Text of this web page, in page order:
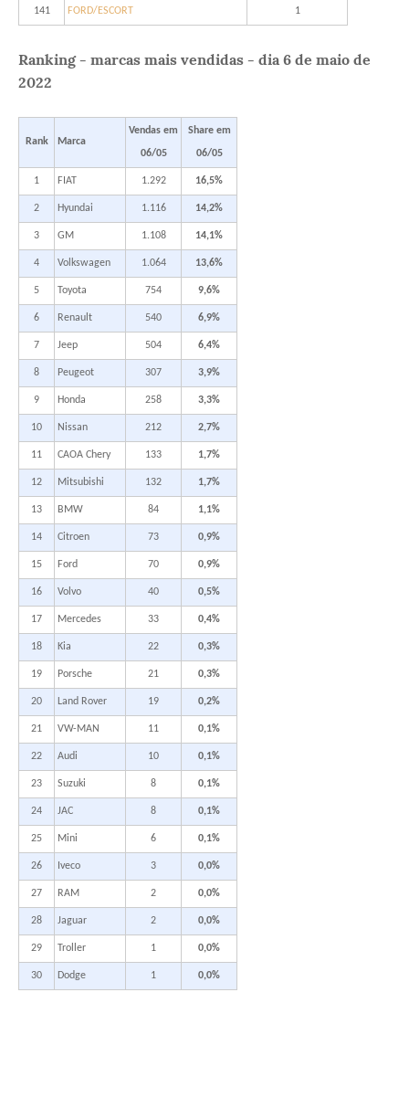
141 FORD/ESCORT 1
Ranking - marcas mais vendidas - dia 6 de maio de
2022
Rank Marca
Vendas em
06/05
Share em
06/05
1 FIAT 1.292 16,5%
2 Hyundai 1.116 14,2%
3 GM 1.108 14,1%
4 Volkswagen 1.064 13,6%
5 Toyota 754 9,6%
6 Renault 540 6,9%
7 Jeep 504 6,4%
8 Peugeot 307 3,9%
9 Honda 258 3,3%
10 Nissan 212 2,7%
11 CAOA Chery 133 1,7%
12 Mitsubishi 132 1,7%
13 BMW 84 1,1%
14 Citroen 73 0,9%
15 Ford 70 0,9%
16 Volvo 40 0,5%
17 Mercedes 33 0,4%
18 Kia 22 0,3%
19 Porsche 21 0,3%
20 Land Rover 19 0,2%
21 VW-MAN 11 0,1%
22 Audi 10 0,1%
23 Suzuki 8 0,1%
24 JAC 8 0,1%
25 Mini 6 0,1%
26 Iveco 3 0,0%
27 RAM 2 0,0%
28 Jaguar 2 0,0%
29 Troller 1 0,0%
30 Dodge 1 0,0%